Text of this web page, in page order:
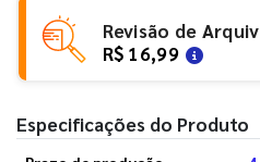
Revisão de
R$ 16,99
Especificações do Produto